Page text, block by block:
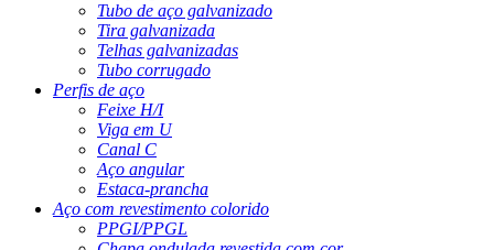
Tubo de aço galvanizado
Tira galvanizada
Telhas galvanizadas
Tubo corrugado
Perfis de aço
Feixe H/I
Viga em U
Canal C
Aço angular
Estaca-prancha
Aço com revestimento colorido
PPGI/PPGL